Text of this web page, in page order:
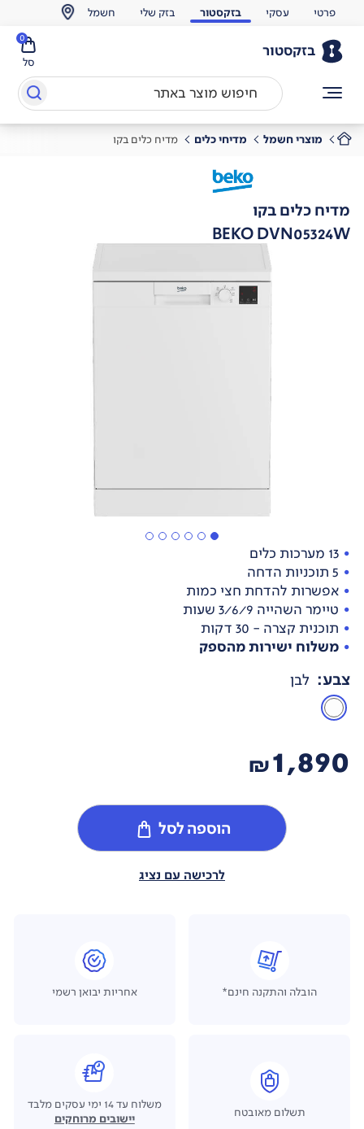
פרטי עסקי בזקסטור בזק שלי חשמל
בזקסטור
סל
0
מוצרי חשמל מדיחי כלים מדיח כלים בקו
מדיח כלים בקו
BEKO DVN05324W
13 מערכות כלים
5 תוכניות הדחה
אפשרות להדחת חצי כמות
טיימר השהייה 3/6/9 שעות
תוכנית קצרה - 30 דקות
משלוח ישירות מהספק
צבע: לבן
1,890
₪
הוספה לסל
לרכישה עם נציג
הובלה והתקנה חינם* אחריות יבואן רשמי
תשלום מאובטח
משלוח עד 14 ימי עסקים מלבד
יישובים מרוחקים